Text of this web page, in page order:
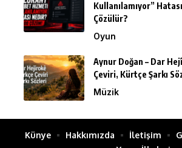
Kullanılamıyor”
Çözülür?
Oyun
Aynur Doğan – Dar
Çeviri, Kürtçe Şarkı
Müzik
Künye Hakkımızda İletişim